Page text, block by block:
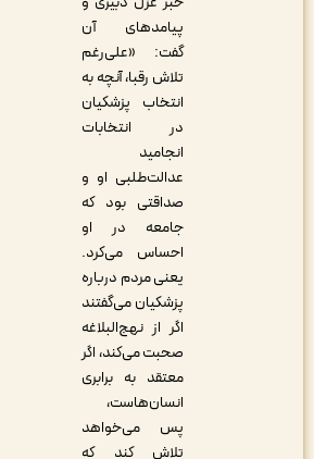
پیامدهای آن
گفت: «علی‌رغم
تلاش رقبا، آنچه به
انتخاب پزشکیان
در انتخابات
عدالت‌طلبی او و
صداقتی بود که
جامعه در او
احساس می‌کرد.
یعنی مردم درباره
پزشکیان می‌گفتند
اگر از نهج‌البلاغه
صحبت می‌کند، اگر
معتقد به برابری
انسان‌هاست،
پس می‌خواهد
تلاش کند که